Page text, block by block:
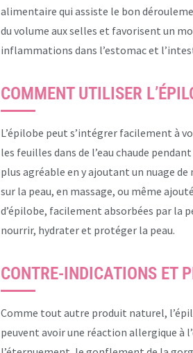
alimentaire qui assiste le bon
du volume aux selles et favorisent un
inflammations dans l’estomac et
COMMENT UTILISER
L’épilobe peut s’intégrer facilement à
les feuilles dans de l’eau chaude
plus agréable en y ajoutant un nuage
sur la peau, en massage, ou même
d’épilobe, facilement absorbées par la
nourrir, hydrater et protéger la peau.
CONTRE-INDICATIONS ET
Comme tout autre produit naturel,
peuvent avoir une réaction allergique à